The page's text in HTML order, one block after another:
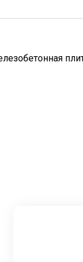
перекрытия